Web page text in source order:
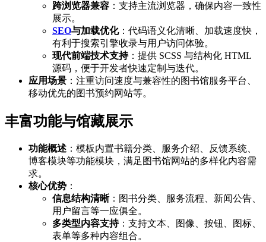
跨浏览器兼容 ：支持主流浏览器，确保内容一致性
展示。
SEO与加载优化：代码语义化清晰、加载速度快，
有利于搜索引擎收录与用户访问体验。
现代前端技术支持：提供 SCSS 与结构化 HTML
源码，便于开发者快速定制与迭代。
应用场景 ：注重访问速度与兼容性的图书馆服务平台、
移动优先的图书预约网站等。
丰富功能与馆藏展示
功能概述 ：模板内置书籍分类、服务介绍、反馈系统、
博客模块等功能模块，满足图书馆网站的多样化内容需
求。
核心优势 ：
信息结构清晰：图书分类、服务流程、新闻公告、
用户留言等一应俱全。
多类型内容支持：支持文本、图像、按钮、图标、
表单等多种内容组合。